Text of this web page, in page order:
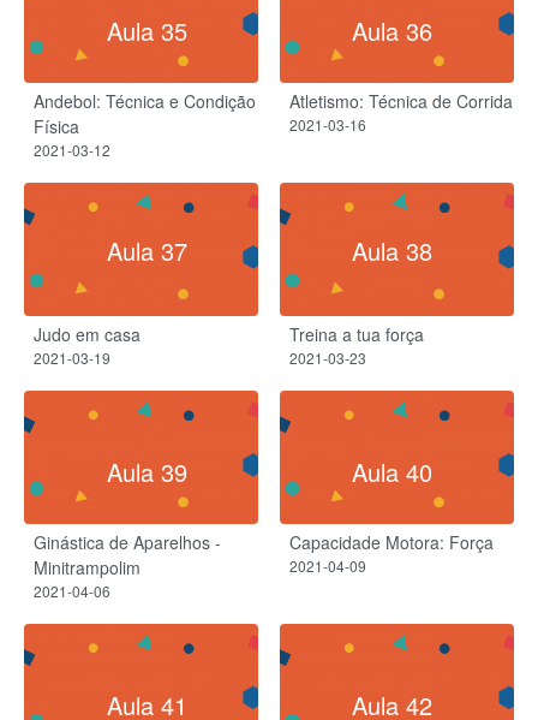
Aula 35
Andebol: Técnica e Condição
Física
2021-03-12
Aula 36
Atletismo: Técnica de Corrida
2021-03-16
Aula 37
Judo em casa
2021-03-19
Aula 38
Treina a tua força
2021-03-23
Aula 39
Ginástica de Aparelhos -
Minitrampolim
2021-04-06
Aula 40
Capacidade Motora: Força
2021-04-09
Aula 41 Aula 42